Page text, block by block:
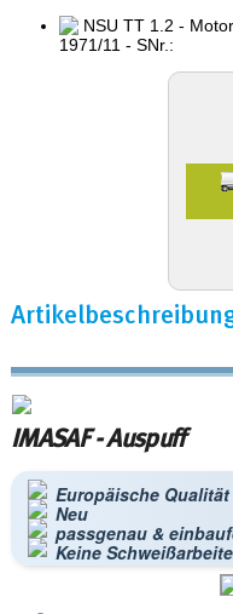
NSU TT 1.2 -
1971/11 - SNr.:
IMASAF - Auspuff
Europäische
Neu
passgenau &
Keine